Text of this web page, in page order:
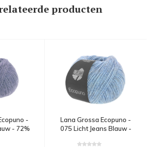
producten
-
- 72%
Lana Grossa Ecopuno -
075 Licht Jeans Blauw -